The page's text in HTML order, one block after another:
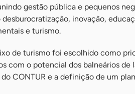
gestão pública e pequenos
inovação,
e turismo.
de turismo foi escolhido como
com o potencial dos balneários de
CONTUR e a definição de um